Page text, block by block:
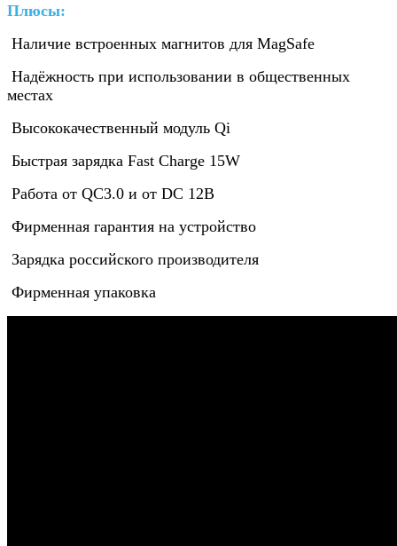
Плюсы:
Наличие встроенных магнитов для MagSafe
Надёжность при использовании в общественных
местах
Высококачественный модуль Qi
Быстрая зарядка Fast Charge 15W
Работа от QC3.0 и от DC 12В
Фирменная гарантия на устройство
Зарядка российского производителя
Фирменная упаковка